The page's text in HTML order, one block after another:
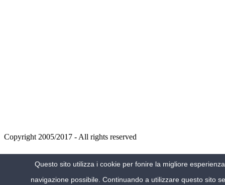
Copyright 2005/2017 - All rights reserved
VIAGGIA IN ITALIA
Alberghi Milano
Alberghi Venezia
Questo sito utilizza i cookie per fonire la migliore
navigazione possibile. Continuando a utilizzare questo sito